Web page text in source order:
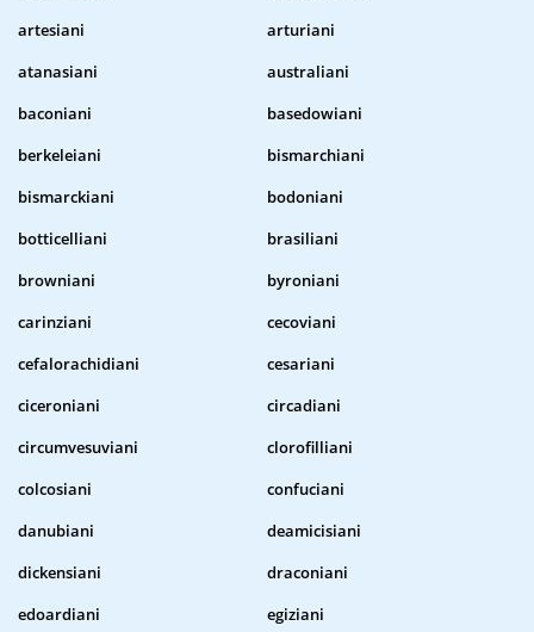
artesiani
arturiani
atanasiani
australiani
baconiani
basedowiani
berkeleiani
bismarchiani
bismarckiani
bodoniani
botticelliani
brasiliani
browniani
byroniani
carinziani
cecoviani
cefalorachidiani
cesariani
ciceroniani
circadiani
circumvesuviani
clorofilliani
colcosiani
confuciani
danubiani
deamicisiani
dickensiani
draconiani
edoardiani
egiziani